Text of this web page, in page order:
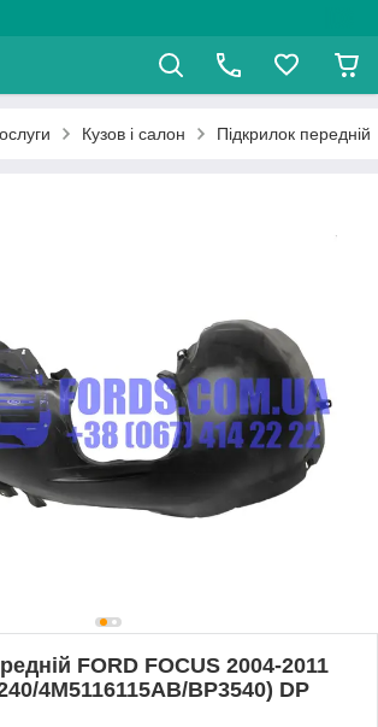
Кузов і салон Підкрилок передній
FORD FOCUS 2004-2011
4M5116115AB/BP3540) DP